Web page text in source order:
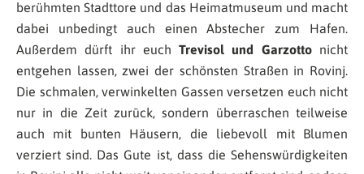
berühmten Stadttore und das Heimatmuseum und macht
dabei unbedingt auch einen Abstecher zum Hafen.
Außerdem dürft ihr euchTrevisol und Garzottonicht
entgehen lassen, zwei der schönsten Straßen in Rovinj.
Die schmalen, verwinkelten Gassen versetzen euch nicht
nur in die Zeit zurück, sondern überraschen teilweise
auch mit bunten Häusern, die liebevoll mit Blumen
verziert sind. Das Gute ist, dass die Sehenswürdigkeiten